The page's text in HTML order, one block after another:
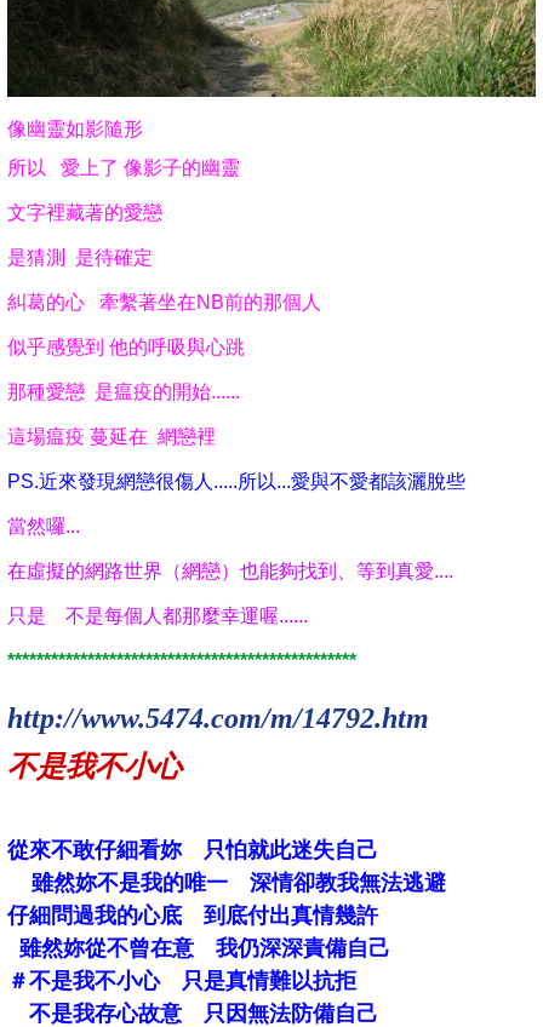
像幽靈如影隨形
所以 愛上了 像影子的幽靈
文字裡藏著的愛戀
是猜測 是待確定
糾葛的心 牽繫著坐在NB前的那個人
似乎感覺到 他的呼吸與心跳
那種愛戀 是瘟疫的開始......
這場瘟疫 蔓延在 網戀裡
PS.近來發現網戀很傷人.....所以...愛與不愛都該灑脫些
當然囉...
在虛擬的網路世界（網戀）也能夠找到、等到真愛....
只是 不是每個人都那麼幸運喔......
************************************************
http://www.5474.com/m/14792.htm
不是我不小心
從來不敢仔細看妳 只怕就此迷失自己
雖然妳不是我的唯一 深情卻教我無法逃避
仔細問過我的心底 到底付出真情幾許
雖然妳從不曾在意 我仍深深責備自己
＃不是我不小心 只是真情難以抗拒
不是我存心故意 只因無法防備自己